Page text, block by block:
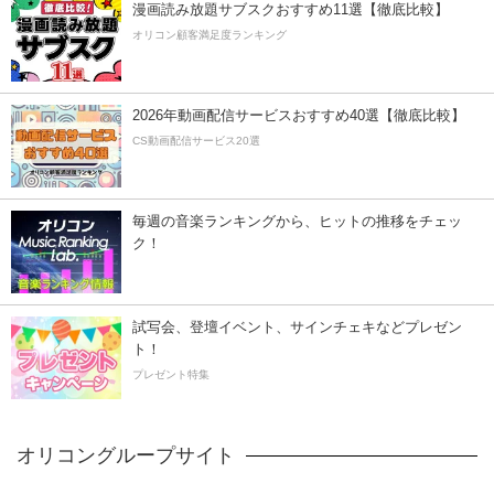
漫画読み放題サブスクおすすめ11選【徹底比較】
オリコン顧客満足度ランキング
2026年動画配信サービスおすすめ40選【徹底比較】
CS動画配信サービス20選
毎週の音楽ランキングから、ヒットの推移をチェッ
ク！
試写会、登壇イベント、サインチェキなどプレゼン
ト！
プレゼント特集
オリコングループサイト